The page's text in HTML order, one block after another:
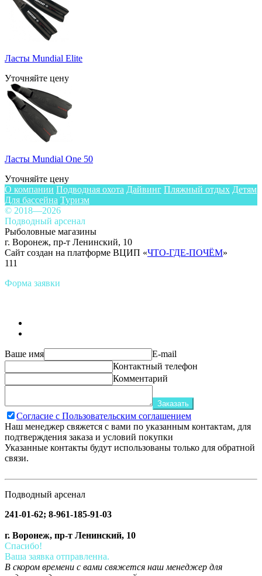
Ласты Mundial Elite
Уточняйте цену
Ласты Mundial One 50
Уточняйте цену
О компании Подводная охота Дайвинг Пляжный отдых Детям
Для бассейна Туризм
© 2018—2026
Подводный арсенал
Рыболовные магазины
г. Воронеж, пр-т Ленинский, 10
Сайт создан на платформе ВЦИП «ЧТО-ГДЕ-ПОЧЁМ»
111
Форма заявки
Ваше имя
E-mail
Контактный телефон
Комментарий
Заказать
Согласие с Пользовательским соглашением
Наш менеджер свяжется с вами по указанным контактам, для
подтверждения заказа и условий покупки
Указанные контакты будут использованы только для обратной
связи.
Подводный арсенал
241-01-62; 8-961-185-91-03
г. Воронеж, пр-т Ленинский, 10
Спасибо!
Ваша заявка отправленна.
В скором времени с вами свяжется наш менеджер для